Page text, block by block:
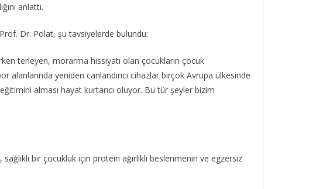
anlattı.
Dr. Polat, şu tavsiyelerde bulundu:
terleyen, morarma hissiyatı olan çocukların çocuk
yeniden canlandırıcı cihazlar birçok Avrupa ülkesinde
alması hayat kurtarıcı oluyor. Bu tür şeyler bizim
bir çocukluk için protein ağırlıklı beslenmenin ve egzersiz